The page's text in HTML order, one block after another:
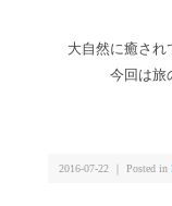
大自然に癒され
今回は旅
2016-07-22 ｜ Posted in